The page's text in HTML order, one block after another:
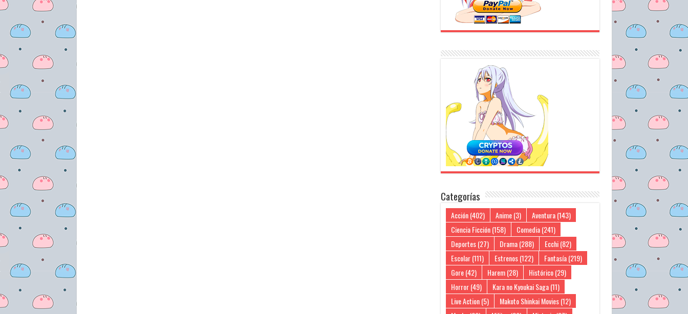
Categorías
Acción(402) Anime(3) Aventura(143)
Ciencia Ficción(158) Comedia(241)
Deportes(27) Drama(288) Ecchi(82)
Escolar(111) Estrenos(122) Fantasía(219)
Gore(42) Harem(28) Histórico(29)
Horror(49) Kara no Kyoukai Saga(11)
Live Action(5) Makoto Shinkai Movies(12)